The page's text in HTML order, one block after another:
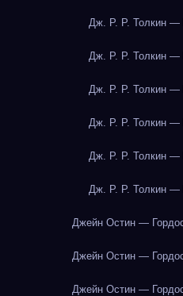
Дж. Р. Р. Толкин —
Дж. Р. Р. Толкин —
Дж. Р. Р. Толкин —
Дж. Р. Р. Толкин —
Дж. Р. Р. Толкин —
Дж. Р. Р. Толкин —
Джейн Остин —
Джейн Остин —
Джейн Остин —